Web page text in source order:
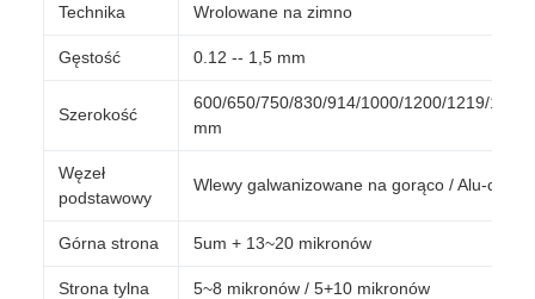
Technika Wrolowane na zimno
Gęstość 0.12 -- 1,5 mm
Szerokość
600/650/750/830/914/1000/1200/1219/
mm
Węzeł
podstawowy
Wlewy galwanizowane na gorąco / Alu-
Górna strona 5um + 13~20 mikronów
Strona tylna 5~8 mikronów / 5+10 mikronów